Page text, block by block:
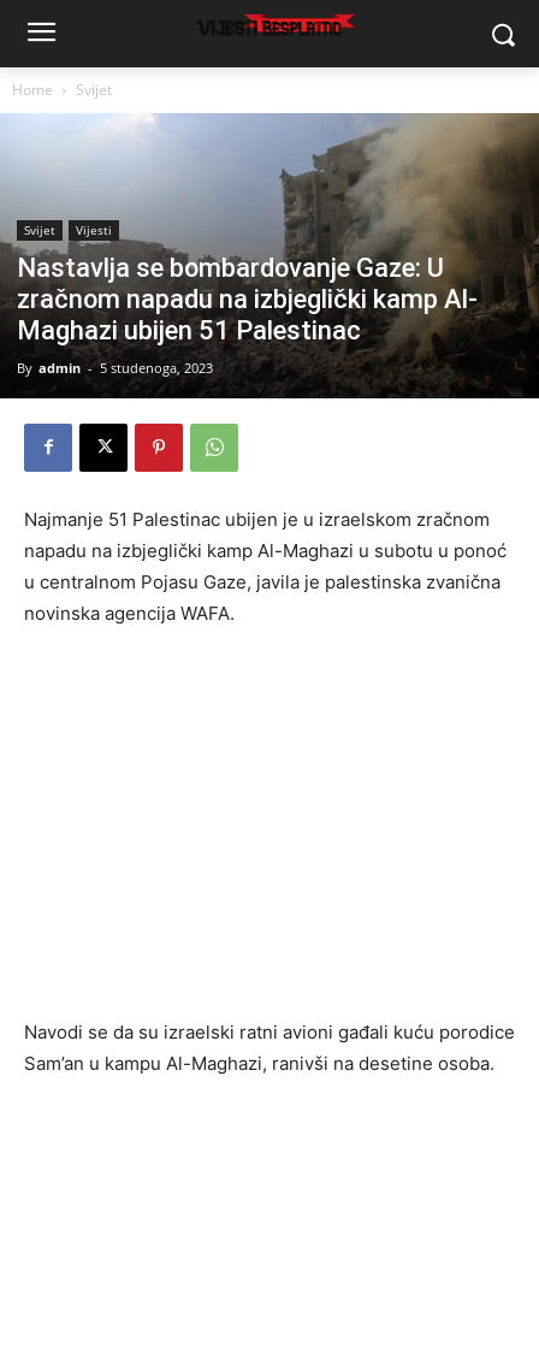
Home Svijet
Svijet Vijesti
Nastavlja se bombardovanje Gaze: U
zračnom napadu na izbjeglički kamp Al-
Maghazi ubijen 51 Palestinac
By admin - 5 studenoga, 2023
Najmanje 51 Palestinac ubijen je u izraelskom zračnom
napadu na izbjeglički kamp Al-Maghazi u subotu u ponoć
u centralnom Pojasu Gaze, javila je palestinska zvanična
novinska agencija WAFA.
Navodi se da su izraelski ratni avioni gađali kuću porodice
Sam’an u kampu Al-Maghazi, ranivši na desetine osoba.